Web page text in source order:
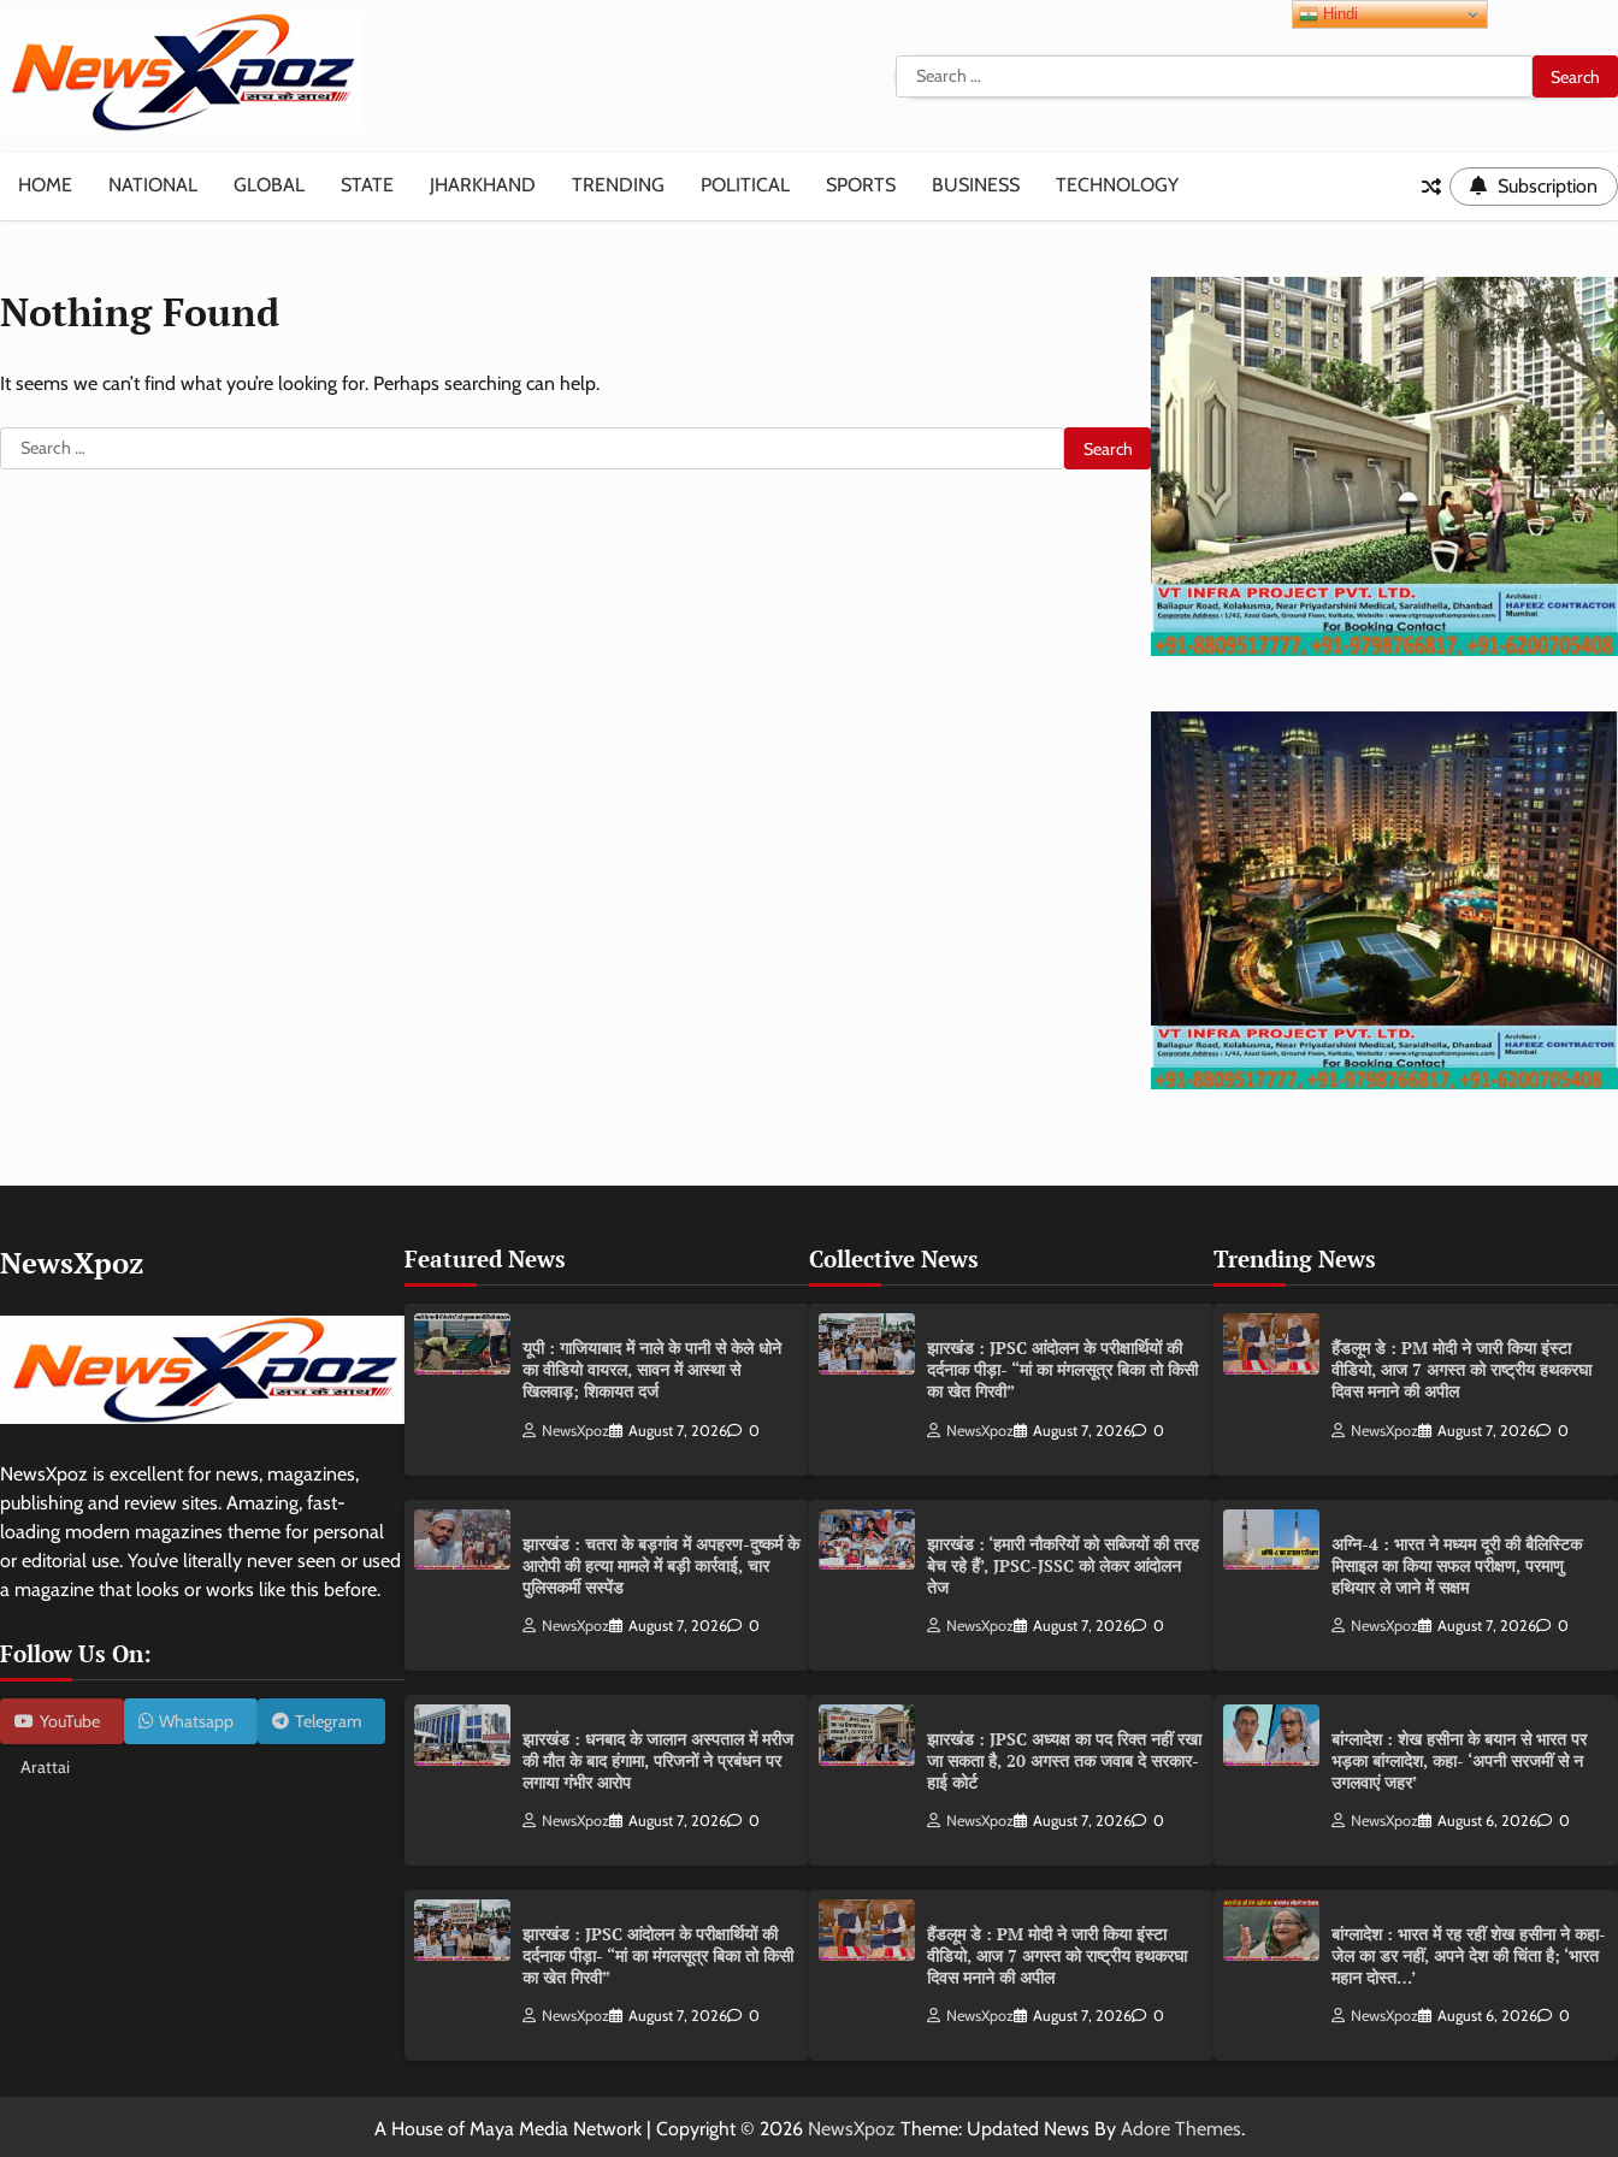
content
Search
for:
HOME NATIONAL GLOBAL STATE JHARKHAND TRENDING POLITICAL SPORTS BUSINESS TECHNOLOGY Subscription
Nothing Found
It seems we can’t find what you’re looking for. Perhaps searching can help.
Search
for:
NewsXpoz
NewsXpoz is excellent for news, magazines,
publishing and review sites. Amazing, fast-
loading modern magazines theme for personal
or editorial use. You’ve literally never seen or used
a magazine that looks or works like this before.
Follow Us On:
YouTube Whatsapp Telegram
Arattai
Featured News
यूपी : गाजियाबाद में नाले के पानी से केले धोने
का वीडियो वायरल, सावन में आस्था से
खिलवाड़; शिकायत दर्ज
NewsXpoz August 7, 2026 0
झारखंड : चतरा के बड़गांव में अपहरण-दुष्कर्म के
आरोपी की हत्या मामले में बड़ी कार्रवाई, चार
पुलिसकर्मी सस्पेंड
NewsXpoz August 7, 2026 0
झारखंड : धनबाद के जालान अस्पताल में मरीज
की मौत के बाद हंगामा, परिजनों ने प्रबंधन पर
लगाया गंभीर आरोप
NewsXpoz August 7, 2026 0
झारखंड : JPSC आंदोलन के परीक्षार्थियों की
दर्दनाक पीड़ा- “मां का मंगलसूत्र बिका तो किसी
का खेत गिरवी”
NewsXpoz August 7, 2026 0
Collective News
झारखंड : JPSC आंदोलन के परीक्षार्थियों की
दर्दनाक पीड़ा- “मां का मंगलसूत्र बिका तो किसी
का खेत गिरवी”
NewsXpoz August 7, 2026 0
झारखंड : ‘हमारी नौकरियों को सब्जियों की तरह
बेच रहे हैं’, JPSC-JSSC को लेकर आंदोलन
तेज
NewsXpoz August 7, 2026 0
झारखंड : JPSC अध्यक्ष का पद रिक्त नहीं रखा
जा सकता है, 20 अगस्त तक जवाब दे सरकार-
हाई कोर्ट
NewsXpoz August 7, 2026 0
हैंडलूम डे : PM मोदी ने जारी किया इंस्टा
वीडियो, आज 7 अगस्त को राष्ट्रीय हथकरघा
दिवस मनाने की अपील
NewsXpoz August 7, 2026 0
Trending News
हैंडलूम डे : PM मोदी ने जारी किया इंस्टा
वीडियो, आज 7 अगस्त को राष्ट्रीय हथकरघा
दिवस मनाने की अपील
NewsXpoz August 7, 2026 0
अग्नि-4 : भारत ने मध्यम दूरी की बैलिस्टिक
मिसाइल का किया सफल परीक्षण, परमाणु
हथियार ले जाने में सक्षम
NewsXpoz August 7, 2026 0
बांग्लादेश : शेख हसीना के बयान से भारत पर
भड़का बांग्लादेश, कहा- ‘अपनी सरजमीं से न
उगलवाएं जहर’
NewsXpoz August 6, 2026 0
बांग्लादेश : भारत में रह रहीं शेख हसीना ने कहा-
जेल का डर नहीं, अपने देश की चिंता है; ‘भारत
महान दोस्त…’
NewsXpoz August 6, 2026 0
A House of Maya Media Network | Copyright © 2026 NewsXpoz Theme: Updated News By Adore Themes.
Hindi